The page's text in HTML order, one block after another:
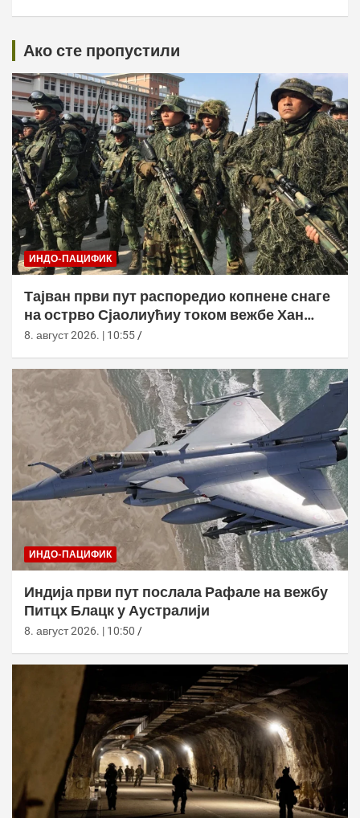
Ако сте пропустили
ИНДО-ПАЦИФИК
Тајван први пут распоредио копнене снаге
на острво Сјаолиућиу током вежбе Хан
Куанг 42
8. август 2026. | 10:55
ИНДО-ПАЦИФИК
Индија први пут послала Рафале на вежбу
Питцх Блацк у Аустралији
8. август 2026. | 10:50